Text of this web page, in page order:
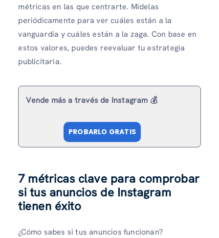
métricas en las que centrarte. Mídelas
periódicamente para ver cuáles están a la
vanguardia y cuáles están a la zaga. Con base en
estos valores, puedes reevaluar tu estrategia
publicitaria.
Vende más a través de Instagram 💰
PROBARLO GRATIS
7 métricas clave para comprobar
si tus anuncios de Instagram
tienen éxito
¿Cómo sabes si tus anuncios funcionan?